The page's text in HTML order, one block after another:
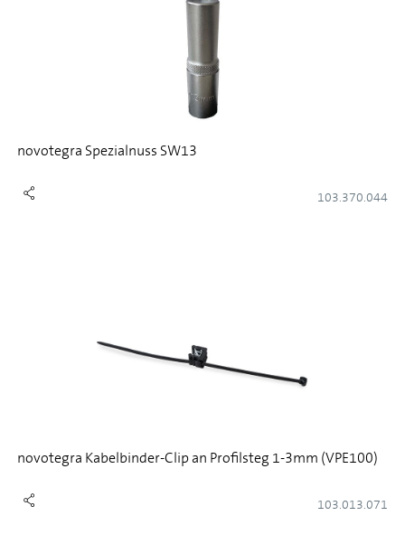
novotegra Spezialnuss SW13
103.370.044
novotegra Kabelbinder-Clip an Profilsteg 1-3mm (VPE100)
103.013.071